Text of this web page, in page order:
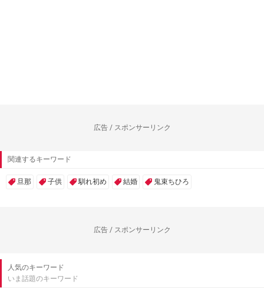
広告 / スポンサーリンク
関連するキーワード
旦那 子供 馴れ初め 結婚 鬼束ちひろ
広告 / スポンサーリンク
人気のキーワード
いま話題のキーワード